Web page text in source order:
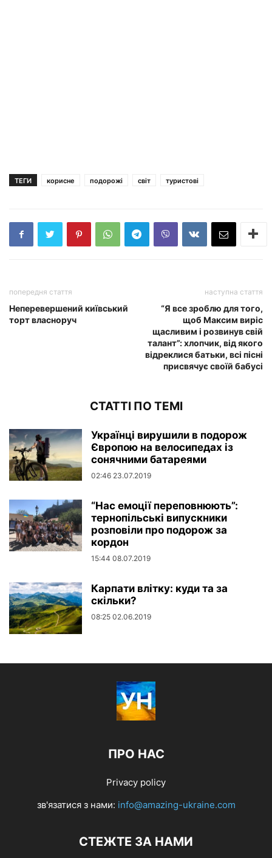
ТЕГИ корисне подорожі світ туристові
попередня стаття
Неперевершений київський
торт власноруч
наступна стаття
“Я все зроблю для того,
щоб Максим виріс
щасливим і розвинув свій
талант”: хлопчик, від якого
відреклися батьки, всі пісні
присвячує своїй бабусі
СТАТТІ ПО ТЕМІ
Українці вирушили в подорож
Європою на велосипедах із
сонячними батареями
02:46 23.07.2019
“Нас емоції переповнюють”:
тернопільські випускники
розповіли про подорож за
кордон
15:44 08.07.2019
Карпати влітку: куди та за
скільки?
08:25 02.06.2019
ПРО НАС
Privacy policy
зв'язатися з нами: info@amazing-ukraine.com
СТЕЖТЕ ЗА НАМИ